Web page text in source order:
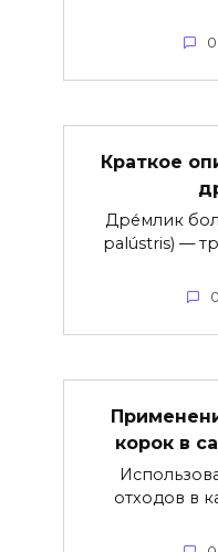
0
Краткое
Дре́млик
palústris) —
0
корок в
отходов в